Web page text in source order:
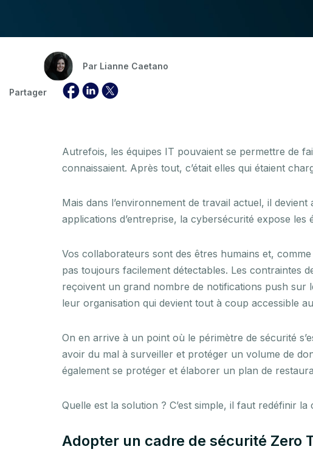
Par Lianne Caetano
Partager
Autrefois, les équipes IT pouvaient se permettre de
connaissaient. Après tout, c’était elles qui étaient
Mais dans l’environnement de travail actuel, il
applications d’entreprise, la cybersécurité expose
Vos collaborateurs sont des êtres humains et,
pas toujours facilement détectables. Les contraintes
reçoivent un grand nombre de notifications push sur
leur organisation qui devient tout à coup accessible
On en arrive à un point où le périmètre de sécurité
avoir du mal à surveiller et protéger un volume de
également se protéger et élaborer un plan de
Quelle est la solution ? C’est simple, il faut redéfinir
Adopter un cadre de sécurité Zero